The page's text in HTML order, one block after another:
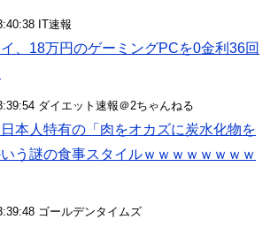
IT速報
イ、18万円のゲーミングPCを0金利36回
ダイエット速報＠2ちゃんねる
日本人特有の「肉をオカズに炭水化物を
う謎の食事スタイルｗｗｗｗｗｗｗｗ
ゴールデンタイムズ